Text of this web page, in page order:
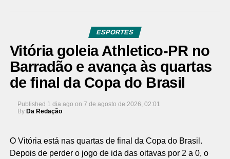
ESPORTES
Vitória goleia Athletico-PR no
Barradão e avança às quartas
de final da Copa do Brasil
Published 1 dia ago on 7 de agosto de 2026, 02:01
By Da Redação
O Vitória está nas quartas de final da Copa do Brasil.
Depois de perder o jogo de ida das oitavas por 2 a 0, o